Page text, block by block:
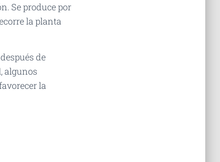
Se produce por
la planta
de
algunos
la